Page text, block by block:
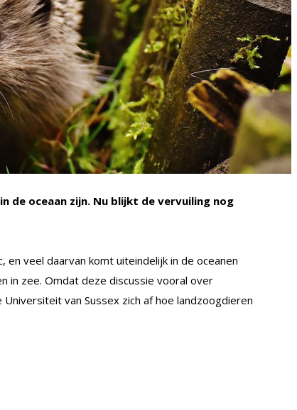
de oceaan zijn. Nu blijkt de vervuiling nog
veel daarvan komt uiteindelijk in de oceanen
in zee. Omdat deze discussie vooral over
van Sussex zich af hoe landzoogdieren